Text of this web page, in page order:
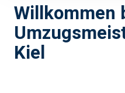
Willkommen
Kiel